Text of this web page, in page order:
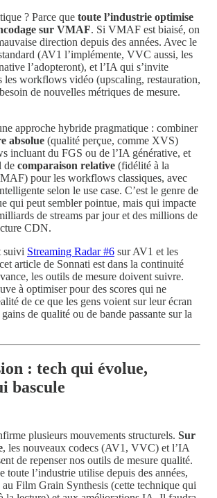
? Parce que toute l’industrie optimise
sur VMAF. Si VMAF est biaisé, on
direction depuis des années. Avec le
(AV1 l’implémente, VVC aussi, les
l’adopteront), et l’IA qui s’invite
les workflows vidéo (upscaling, restauration,
de nouvelles métriques de mesure.
approche hybride pragmatique : combiner
absolue (qualité perçue, comme XVS)
incluant du FGS ou de l’IA générative, et
de comparaison relative (fidélité à la
pour les workflows classiques, avec
selon le use case. C’est le genre de
qui peut sembler pointue, mais qui impacte
de streams par jour et des millions de
CDN.
suivi Streaming Radar #6 sur AV1 et les
article de Sonnati est dans la continuité
les outils de mesure doivent suivre.
à optimiser pour des scores qui ne
de ce que les gens voient sur leur écran
de qualité ou de bande passante sur la
: tech qui évolue,
bascule
plusieurs mouvements structurels. Sur
, les nouveaux codecs (AV1, VVC) et l’IA
de repenser nos outils de mesure qualité.
l’industrie utilise depuis des années,
Film Grain Synthesis (cette technique qui